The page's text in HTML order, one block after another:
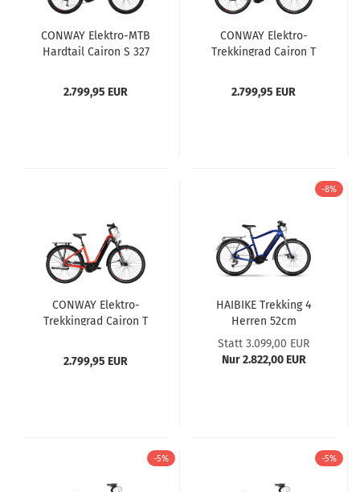
CONWAY Elektro-MTB
Hardtail Cairon S 327
2.799,95 EUR
CONWAY Elektro-
Trekkingrad Cairon T
2.799,95 EUR
CONWAY Elektro-
Trekkingrad Cairon T
2.799,95 EUR
-8%
HAIBIKE Trekking 4
Herren 52cm
Statt 3.099,00 EUR
Nur 2.822,00 EUR
-5% -5%